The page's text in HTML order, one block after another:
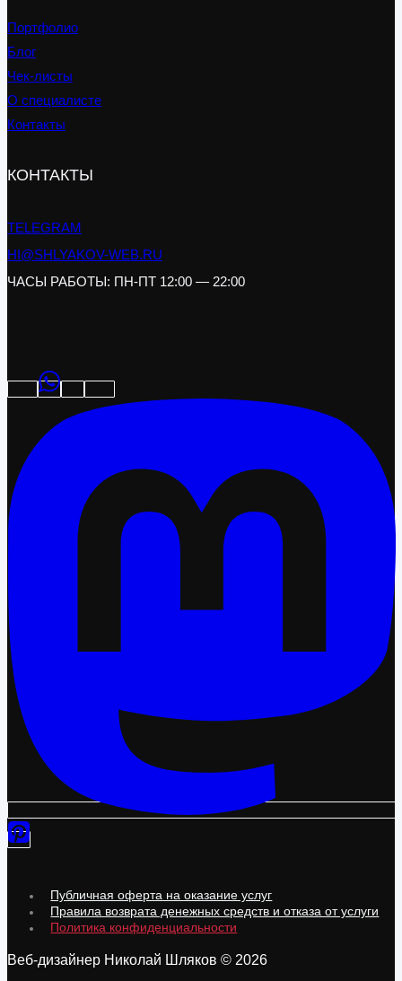
Портфолио
Блог
Чек-листы
О специалисте
Контакты
КОНТАКТЫ
TELEGRAM
HI@SHLYAKOV-WEB.RU
ЧАСЫ РАБОТЫ: ПН-ПТ 12:00 — 22:00
Публичная оферта на оказание услуг
Правила возврата денежных средств и отказа от услуги
Политика конфиденциальности
Веб-дизайнер Николай Шляков © 2026